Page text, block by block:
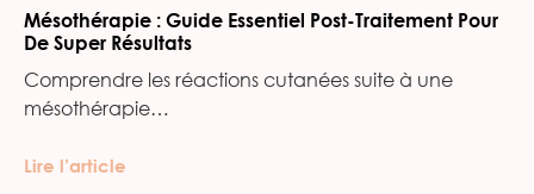
Mésothérapie : Guide Essentiel Post-Traitement Pour
De Super Résultats
Comprendre les réactions cutanées suite à une
mésothérapie…
Lire l’article